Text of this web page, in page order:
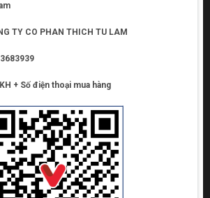
TY CO PHAN THICH TU LAM
+ Số điện thoại mua hàng